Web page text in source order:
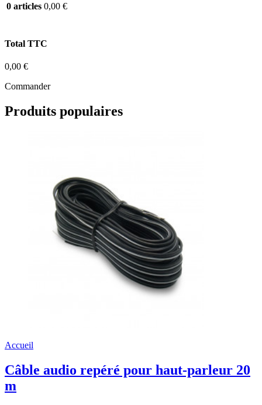
0 articles 0,00 €
Total TTC
0,00 €
Commander
Produits populaires
Accueil
Câble audio repéré pour haut-parleur 20
m